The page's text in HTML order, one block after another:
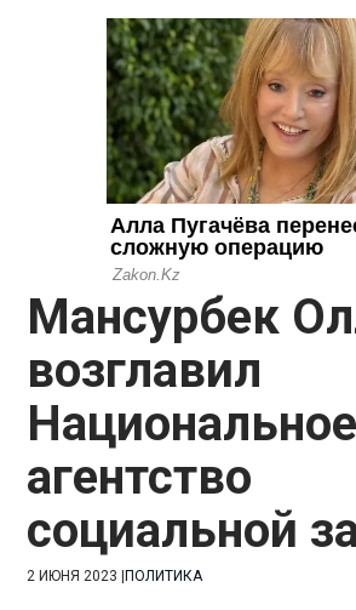
Мансурбек
возглавил
Национальное
агентство
социальной
2 ИЮНЯ 2023 |ПОЛИТИКА